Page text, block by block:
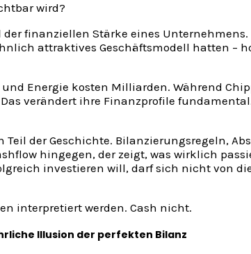
wird?
finanziellen Stärke eines
attraktives Geschäftsmodell hatten –
Energie kosten Milliarden. Während
verändert ihre Finanzprofile
der Geschichte. Bilanzierungsregeln,
hingegen, der zeigt, was wirklich
investieren will, darf sich nicht von
interpretiert werden. Cash nicht.
Illusion der perfekten Bilanz